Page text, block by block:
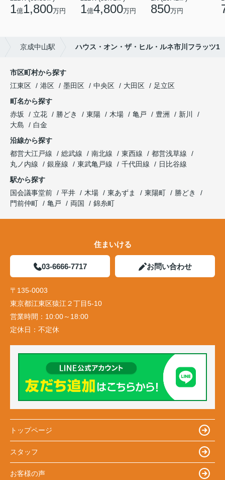
1億1,800万円 1億4,800万円 850万円
京成中山駅 ハウス・オン・ザ・ヒル・ルネ市川フラッツ1
市区町村から探す
江東区
港区 墨田区 中央区 大田区
足立区
町名から探す
赤坂
立花 勝どき 東陽 木場 亀戸 豊洲
新川
大島
白金
沿線から探す
都営大江戸線
総武線 南北線 東西線
都営浅草線
丸ノ内線
銀座線 東武亀戸線 千代田線
日比谷線
駅から探す
国会議事堂前
平井 木場 東あずま 東陽町
勝どき
門前仲町
亀戸 両国 錦糸町
住まいける
03-6666-7717 お問い合わせ
〒135-0003
東京都江東区猿江２丁目5-10
営業時間： 10:00～18:00
定休日： 不定休
トップページ
スタッフ
お客様の声